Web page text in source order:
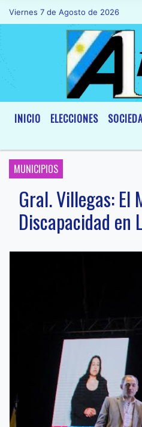
Viernes 7 de Agosto de 2026Hoy es
INICIO ELECCIONES
MUNICIPIOS
Gral. Villegas:
Discapacidad en